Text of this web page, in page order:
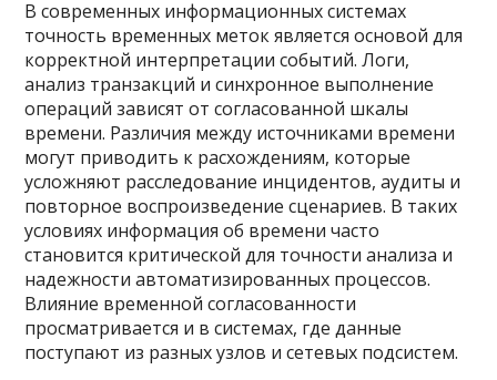
В современных информационных системах
точность временных меток является основой для
корректной интерпретации событий. Логи,
анализ транзакций и синхронное выполнение
операций зависят от согласованной шкалы
времени. Различия между источниками времени
могут приводить к расхождениям, которые
усложняют расследование инцидентов, аудиты и
повторное воспроизведение сценариев. В таких
условиях информация об времени часто
становится критической для точности анализа и
надежности автоматизированных процессов.
Влияние временной согласованности
просматривается и в системах, где данные
поступают из разных узлов и сетевых подсистем.